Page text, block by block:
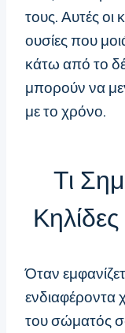
τους. Αυτές οι
ουσίες που
κάτω από το
μπορούν να
με το χρόνο.
Τι
Όταν
ενδιαφέροντα
του σώματός